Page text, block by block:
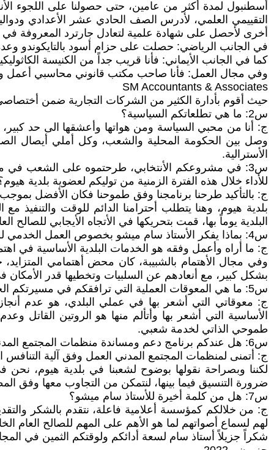
التقييمي العلمي، لأدرس الصف الحادي عشر الأعدادي
أخرى لأحصل على شهادة علمية لتعادل جارترد المعروفة
في الجانب الرياضي: حصلت على حزام أسود بالتايكوندو وعدة بطولات رياضية منها بطل
كما في الجانب الأيماني: فأنا قريب جداً من الكنيسة
وفي مجال العمل: فأنا صاحب مكتب قانوني محاسبي
SM Accountants & Associates
حيث أقوم بأدارة الكثير من الشركات التجارية ضمن
س2: ما هي تطلعاتكم السياسية؟
ج: أنا من محبي السياسة ومن هواتها وأعشقها الى حد
وصل بين الحكومة المحلية والشعب، وكل أملي أيصال
الأسترالية.
س3: في مشروعكم الأنتخابي، طرحتموه على الشعب في
للأداء خلال هذه الفترة الزمنية من توليكم لعضوية بلدية
ج: بالتأكيد طرحنا برنامجنا وفق طموحنا فكان الأفضل بموجب
بلدية هيوم، وهنا يتطلب أحترامنا الدائم للوقت والتنفيذ
البلدية يوماً بها، قمت بتحريكها في الأتجاه الأيجابي
س4: بماذا يفكر الأستاذ سام ميشو بخصوص العمل الخدمي لشعبه في مجالات متعددة للصالح العام؟
ج: ما أراه وأعمل وفقه هو الخدمات البلدية الأساسية في
وفي مجال الأهتمام بالشبيبة، كان محض أهتمامي
بشكل كبير، مع أنعادهم عن السلبيات وتخطيها قدر الأمكان
س5: ما هي المعوقات العملية التي ترافقكم في مسيرتكم الجديدة؟
ج: معوقاتي التي أشعر بها في عملي البلدي، هو عدم
الأساسية التي أشعر بها وأتألم منها هو الروتين القاتل
طموحي الذاتي لخدمة شعبي.
س6: هل عندكم برنامج دعم ومساندة منظمات المجتمع المدني، من نوادي وجمعيات ضمن بلدية هيوم؟
ج: أتمنى لمنظمات المجتمع المدني العمل وفق آلية
لكننا وبصراحة نقولها بوضوح لشعبنا في بلدية هيوم،
ضرورة التنسيق فيما بينها، لنتمكن من التجاوب معها وفق
س7: هل من كلمة أخيرة للأستاذ سام ميشو؟
ج: من خلالكم كمؤسسة أعلامية فاعلة، نتقدم بالشكر
لهم لسماع أصواتهم لما هو الأهم على المهم للصالح العام
شكراً جزيلاً أستاذ سام لسعة أدائكم ولوقتكم الثمين في